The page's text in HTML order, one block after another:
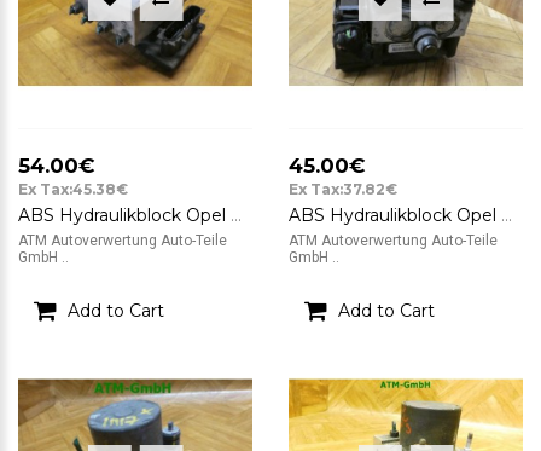
54.00€
Ex Tax:45.38€
ABS Hydraulikblock Opel Corsa C Bosch 0265231306 24469609
ATM Autoverwertung Auto-Teile
GmbH ..
Add to Cart
45.00€
Ex Tax:37.82€
ABS Hydraulikblock Opel Corsa C Bosch 0265231583 13182219 0265800443
ATM Autoverwertung Auto-Teile
GmbH ..
Add to Cart